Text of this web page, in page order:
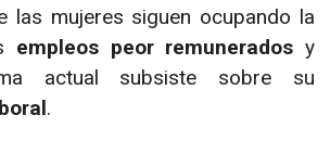
las mujeres siguen ocupando la
empleos peor remunerados y
actual subsiste sobre su
.